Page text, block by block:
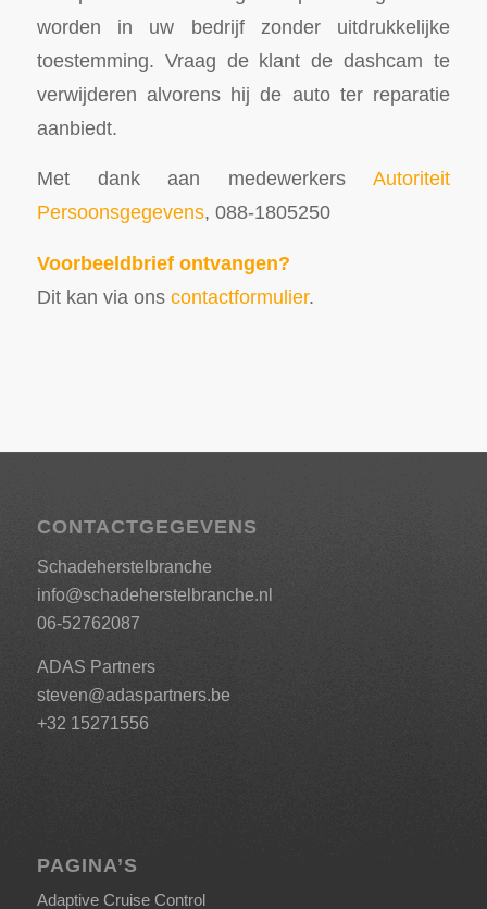
worden in uw bedrijf zonder uitdrukkelijke
toestemming. Vraag de klant de dashcam te
verwijderen alvorens hij de auto ter reparatie
aanbiedt.
Met dank aan medewerkersAutoriteit
Persoonsgegevens, 088-1805250
Voorbeeldbrief ontvangen?
Dit kan via ons contactformulier.
CONTACTGEGEVENS
Schadeherstelbranche
info@schadeherstelbranche.nl
06-52762087
ADAS Partners
steven@adaspartners.be
+32 15271556
PAGINA’S
Adaptive Cruise Control